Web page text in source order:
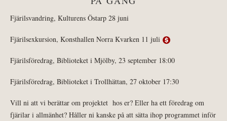
Fjärilsvandring, Kulturens Östarp 28 juni
Fjärilsexkursion, Konsthallen Norra Kvarken 11 juli
Fjärilsföredrag, Biblioteket i Mjölby, 23 september 18:00
Fjärilsföredrag, Biblioteket i Trollhättan, 27 oktober 17:30
Vill ni att vi berättar om projektet hos er? Eller ha ett föredrag om
fjärilar i allmänhet? Håller ni kanske på att sätta ihop programmet inför